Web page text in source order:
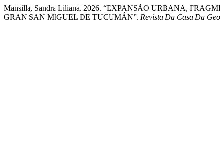
Mansilla, Sandra Liliana. 2026. “EXPANSÃO URBANA,
GRAN SAN MIGUEL DE TUCUMÁN”. Revista Da Casa Da